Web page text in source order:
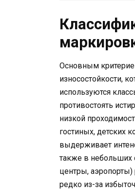
Основным
износостойкости,
используются
противостоять
низкой
гостиных, детских
выдерживает
также в небольших
центры, аэропорты)
редко из-за